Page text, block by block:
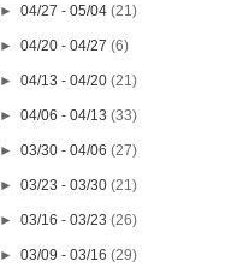
►04/27 - 05/04(21)
►04/20 - 04/27(6)
►04/13 - 04/20(21)
►04/06 - 04/13(33)
►03/30 - 04/06(27)
►03/23 - 03/30(21)
►03/16 - 03/23(26)
►03/09 - 03/16(29)